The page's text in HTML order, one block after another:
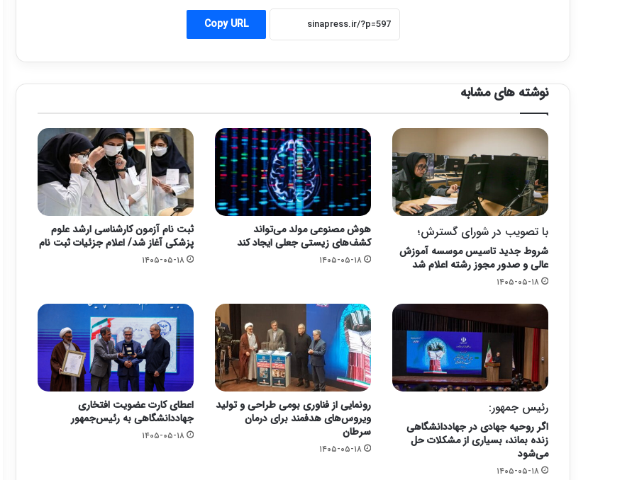
Copy URL
نوشته های مشابه
با تصویب در شورای گسترش؛
شروط جدید تاسیس موسسه آموزش
عالی و صدور مجوز رشته اعلام شد
۱۴۰۵-۰۵-۱۸
هوش مصنوعی مولد می‌تواند
کشف‌های زیستی جعلی ایجاد کند
۱۴۰۵-۰۵-۱۸
ثبت نام آزمون کارشناسی ارشد علوم
پزشکی آغاز شد/ اعلام جزئیات ثبت نام
۱۴۰۵-۰۵-۱۸
رئیس جمهور:
اگر روحیه جهادی در جهاددانشگاهی
زنده بماند، بسیاری از مشکلات حل
می‌شود
۱۴۰۵-۰۵-۱۸
رونمایی از فناوری بومی طراحی و تولید
ویروس‌های هدفمند برای درمان
سرطان
۱۴۰۵-۰۵-۱۸
اعطای کارت عضویت افتخاری
جهاددانشگاهی به رئیس‌جمهور
۱۴۰۵-۰۵-۱۸